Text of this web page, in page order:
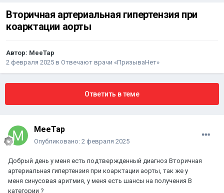
Вторичная артериальная гипертензия при
коарктации аорты
Автор: MeeTap
2 февраля 2025 в Отвечают врачи «ПризываНет»
Ответить в теме
MeeTap
Опубликовано: 2 февраля 2025
Добрый день у меня есть подтвержденный диагноз Вторичная
артериальная гипертензия при коарктации аорты, так же у
меня синусовая аритмия, у меня есть шансы на получения В
категории ?